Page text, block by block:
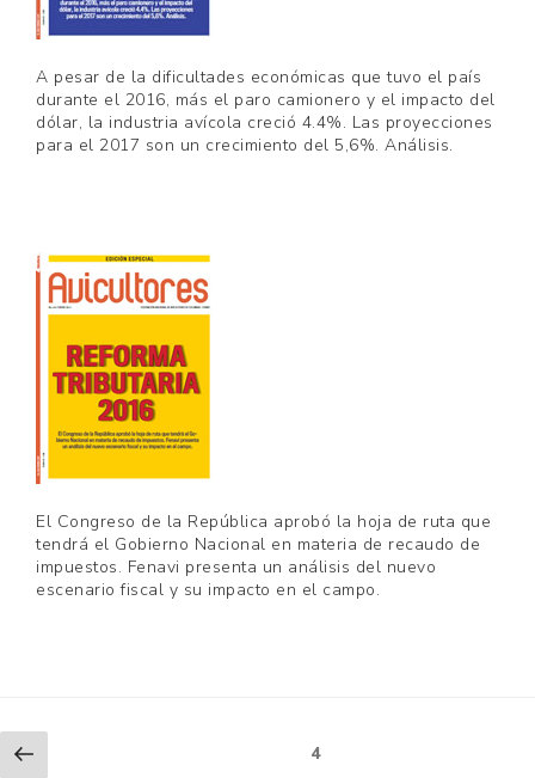
A pesar de la dificultades económicas que tuvo el país
durante el 2016, más el paro camionero y el impacto del
dólar, la industria avícola creció 4.4%. Las proyecciones
para el 2017 son un crecimiento del 5,6%. Análisis.
El Congreso de la República aprobó la hoja de ruta que
tendrá el Gobierno Nacional en materia de recaudo de
impuestos. Fenavi presenta un análisis del nuevo
escenario fiscal y su impacto en el campo.
Paginación
Previous 4